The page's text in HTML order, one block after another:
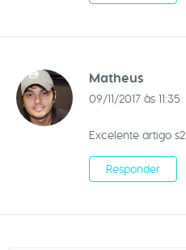
Matheus
09/11/2017 às 11:35
Excelente artigo s2
Responder